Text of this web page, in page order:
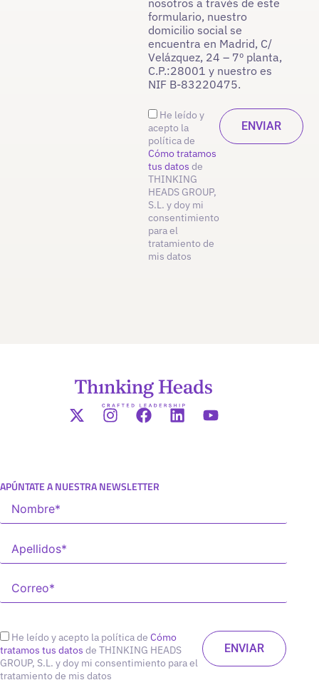
formulario, nuestro
domicilio social se
encuentra en Madrid, C/
Velázquez, 24 – 7º planta,
C.P.:28001 y nuestro es
NIF B-83220475.
He leído y
acepto la
política de
Cómo tratamos
tus datos de
THINKING
HEADS GROUP,
S.L. y doy mi
consentimiento
para el
tratamiento de
mis datos
APÚNTATE A NUESTRA NEWSLETTER
He leído y acepto la política de Cómo
tratamos tus datos de THINKING HEADS
GROUP, S.L. y doy mi consentimiento para el
tratamiento de mis datos